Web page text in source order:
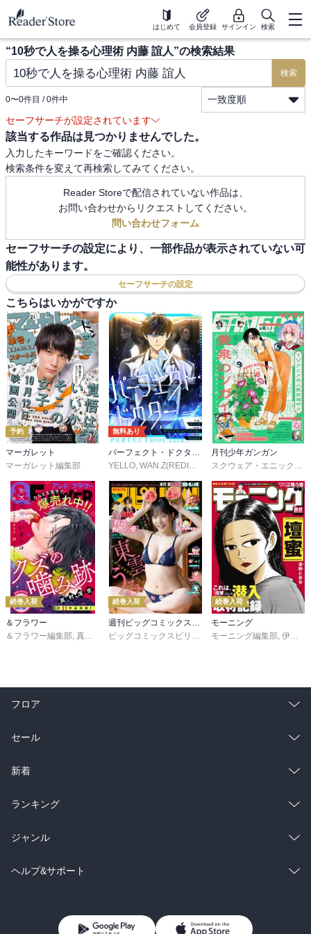
はじめて 会員登録 サインイン 検索
“10秒で人を操る心理術 内藤 誼人”の検索結果
検索
0〜0件目 / 0件中
一致度順
セーフサーチが設定されています
該当する作品は見つかりませんでした。
入力したキーワードをご確認ください。
検索条件を変えて再検索してみてください。
Reader Storeで配信されていない作品は、
お問い合わせからリクエストしてください。
問い合わせフォーム
セーフサーチの設定により、一部作品が表示されていない可
能性があります。
セーフサーチの設定
こちらはいかがですか
予約
マーガレット
マーガレット編集部
無料あり
パーフェクト・ドクター【タテヨミ】
YELLO, WAN.Z(REDICE STUDIO) ,MoeDal,REDICE
月刊少年ガンガン
スクウェア・エニックス
続巻入荷
＆フラワー
＆フラワー編集部 真村澪生 ,もりなかもなか, 芒其之一 ,小出真朱,深山くのえ
続巻入荷 続巻入荷
モーニング
モーニング編集部 伊咲智太
フロア
総合
ラノベ
雑誌・グラビア
BL・TL
セール
総合
ラノベ
雑誌・グラビア
BL・TL
新着
総合
ラノベ
雑誌・グラビア
ランキング
総合
ラノベ
ジャンル
コミック
ヘルプ&サポート